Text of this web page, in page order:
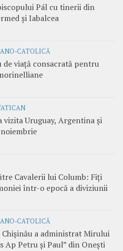
Pál cu tinerii din
și Iabalcea
CATOLICĂ
de viață consacrată pentru
vizita Uruguay, Argentina și
Cavalerii lui Columb: Fiți
într-o epocă a diviziunii
CATOLICĂ
Chișinău a administrat Mirului
Ap Petru și Paul” din Onești